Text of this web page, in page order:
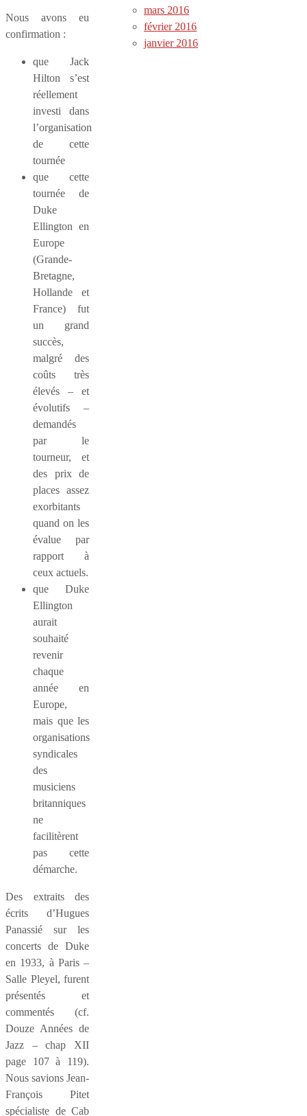
Nous avons eu
confirmation :
que Jack
Hilton s’est
réellement
investi dans
l’organisation
de cette
tournée
que cette
tournée de
Duke
Ellington en
Europe
(Grande-
Bretagne,
Hollande et
France) fut
un grand
succès,
malgré des
coûts très
élevés – et
évolutifs –
demandés
par le
tourneur, et
des prix de
places assez
exorbitants
quand on les
évalue par
rapport à
ceux actuels.
que Duke
Ellington
aurait
souhaité
revenir
chaque
année en
Europe,
mais que les
organisations
syndicales
des
musiciens
britanniques
ne
facilitèrent
pas cette
démarche.
Des extraits des
écrits d’Hugues
Panassié sur les
concerts de Duke
en 1933, à Paris –
Salle Pleyel, furent
présentés et
commentés (cf.
Douze Années de
Jazz – chap XII
page 107 à 119).
Nous savions Jean-
François Pitet
spécialiste de Cab
mars 2016
février 2016
janvier 2016